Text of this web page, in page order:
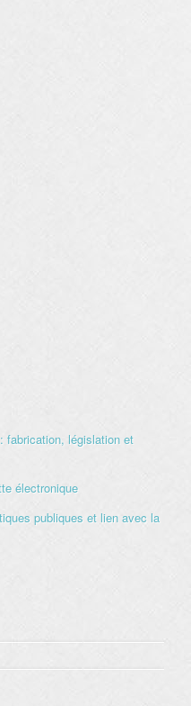
fabrication, législation et
électronique
publiques et lien avec la